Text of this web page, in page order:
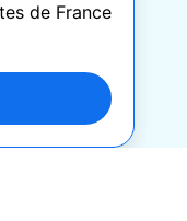
de France